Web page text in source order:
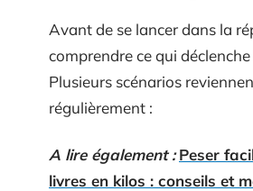
Avant de se lancer dans la
comprendre ce qui
Plusieurs scénarios
régulièrement :
A lire également : Peser
livres en kilos : conseils et